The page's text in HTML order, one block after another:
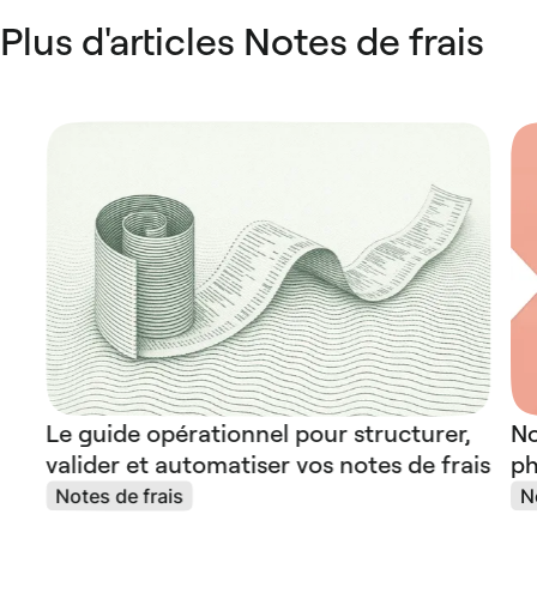
Plus d'articles Notes de frais
Le guide opérationnel pour structurer,
valider et automatiser vos notes de frais
Notes de frais